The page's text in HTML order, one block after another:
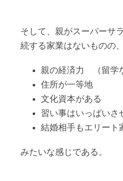
そして、親がスーパーサ
続する家業はないものの、
親の経済力 （留学
住所が一等地
文化資本がある
習い事はいっぱいさ
結婚相手もエリート
みたいな感じである。